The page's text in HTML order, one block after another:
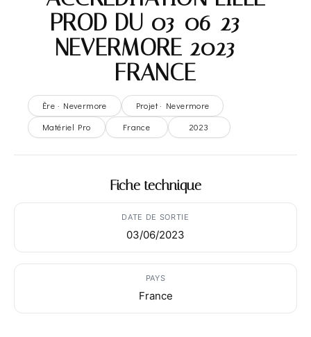
PROD DU 03-06-23 –
NEVERMORE 2023 –
FRANCE
Ère · Nevermore
Projet · Nevermore
Matériel Pro
France 2023
Fiche technique
DATE DE SORTIE
03/06/2023
PAYS
France